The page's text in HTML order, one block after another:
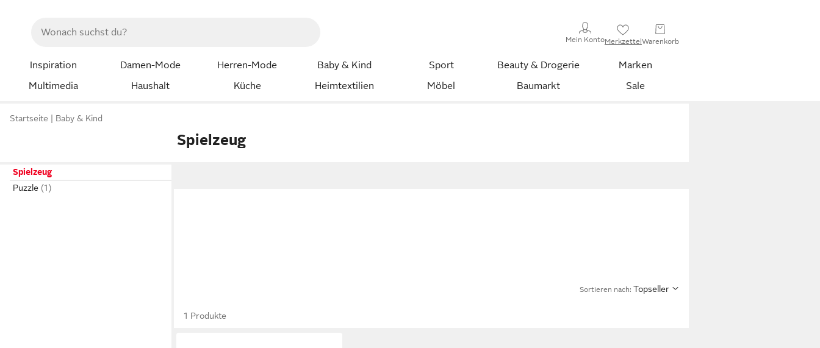
Mein KontoMerkzettelWarenkorb
Inspiration Damen-Mode Herren-Mode Baby & Kind Sport Beauty & Drogerie
Marken
Multimedia
Haushalt Küche Heimtextilien Möbel Baumarkt Sale
Startseite Baby & Kind
Spielzeug
Spielzeug
Puzzle
Sortieren nach: Topseller
1 Produkte